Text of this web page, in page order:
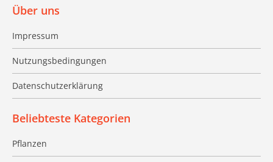
Über uns
Impressum
Nutzungsbedingungen
Datenschutzerklärung
Beliebteste Kategorien
Pflanzen